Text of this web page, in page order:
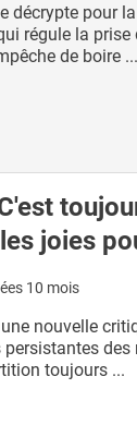
décrypte pour
régule la
de boire ...
joies
10 mois
nouvelle
des
toujours ...